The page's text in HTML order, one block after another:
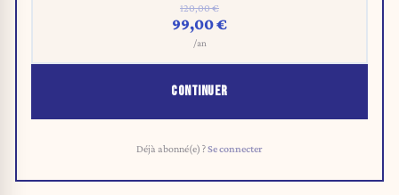
120,00 €
99,00 €
/an
CONTINUER
Déjà abonné(e) ?Se connecter